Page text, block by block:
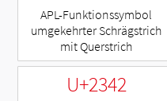
APL-Funktionssymbol
umgekehrter Schrägstrich
mit Querstrich
U+2342